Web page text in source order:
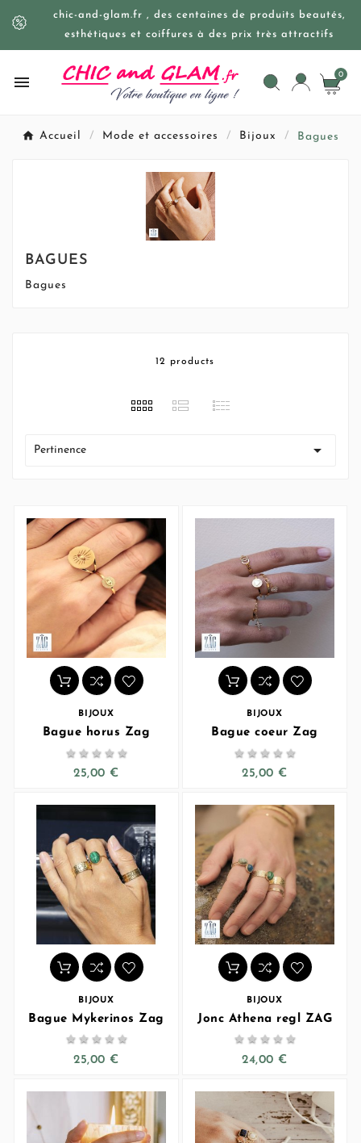
chic-and-glam.fr , des centaines de produits beautés,
esthétiques et coiffures à des prix très attractifs
 0
Accueil Mode et accessoires Bijoux Bagues
BAGUES
Bagues
12 products
Pertinence 
BIJOUX
Bague horus Zag
    
25,00 €
BIJOUX
Bague coeur Zag
    
25,00 €
BIJOUX
Bague Mykerinos Zag
    
25,00 €
BIJOUX
Jonc Athena regl ZAG
    
24,00 €